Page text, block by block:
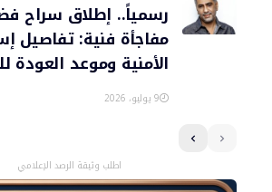
رسمياً.. إطلاق سراح
مفاجأة فنية: تفاصيل
الأمنية وموعد العودة
9 يوليو، 2026
اطلب وثيقة الرصد الإعلامي